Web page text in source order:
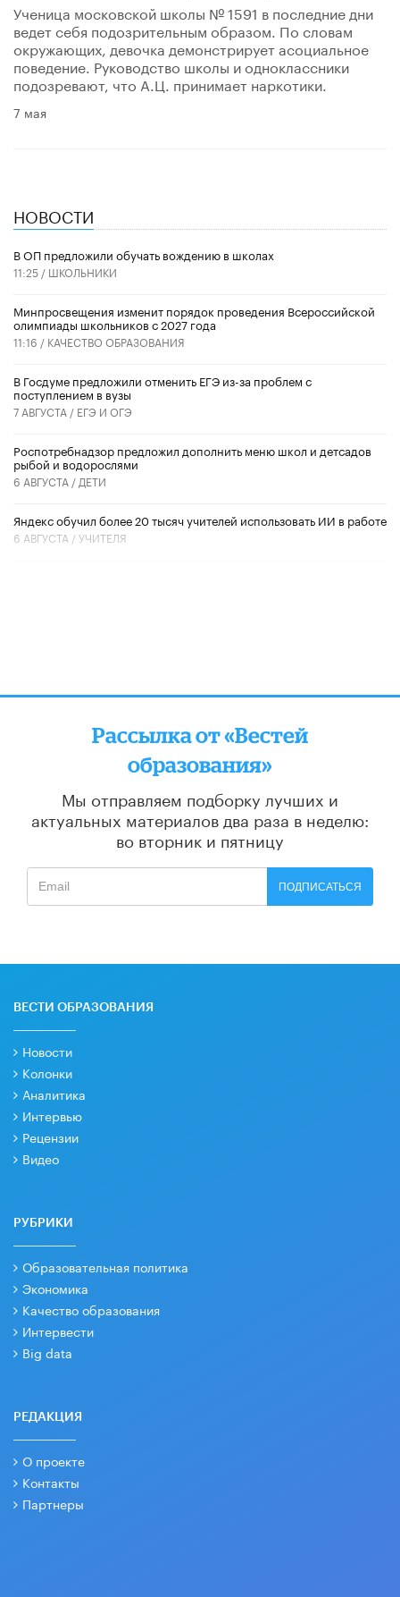
Ученица московской школы № 1591 в последние дни
ведет себя подозрительным образом. По словам
окружающих, девочка демонстрирует асоциальное
поведение. Руководство школы и одноклассники
подозревают, что А.Ц. принимает наркотики.
7 мая
НОВОСТИ
В ОП предложили обучать вождению в школах
11:25 / ШКОЛЬНИКИ
Минпросвещения изменит порядок проведения Всероссийской
олимпиады школьников с 2027 года
11:16 / КАЧЕСТВО ОБРАЗОВАНИЯ
В Госдуме предложили отменить ЕГЭ из-за проблем с
поступлением в вузы
7 АВГУСТА / ЕГЭ И ОГЭ
Роспотребнадзор предложил дополнить меню школ и детсадов
рыбой и водорослями
6 АВГУСТА / ДЕТИ
​Яндекс обучил более 20 тысяч учителей использовать ИИ в работе
6 АВГУСТА /УЧИТЕЛЯ
Рассылка от «Вестей
образования»
Мы отправляем подборку лучших и
актуальных материалов два раза в неделю:
во вторник и пятницу
ПОДПИСАТЬСЯ
ВЕСТИ ОБРАЗОВАНИЯ
Новости
Колонки
Аналитика
Интервью
Рецензии
Видео
РУБРИКИ
Образовательная политика
Экономика
Качество образования
Интервести
Big data
РЕДАКЦИЯ
О проекте
Контакты
Партнеры